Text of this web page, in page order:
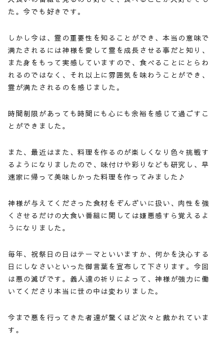
た。今でも好きです。
しかし今は、霊の重要性を知ることができ、本当の意味で
満たされるには神様を愛して霊を成長させる事だと知り、
また身をもって実感していますので、食べることにとらわ
れるのではなく、それ以上に雰囲気を味わうことができ、
霊が満たされるのを感じました。
時間制限があっても時間にも心にも余裕を感じて過ごすこ
とができました。
また、最近はまた、料理を作るのが楽しくなり色々挑戦す
るようになりましたので、味付けや彩りなども研究し、早
速家に帰って美味しかった料理を作ってみました♪
神様が与えてくださった食材をぞんざいに扱い、肉性を強
くさせるだけの大食い番組に関しては嫌悪感すら覚えるよ
うになりました。
毎年、祝祭日の日はテーマといいますか、何かを決心する
日にしなさいといった御言葉を宣布して下さります。今回
は悪の滅びです。義人達の祈りによって、神様が強力に働
いてくださり本当に世の中は変わりました。
今まで悪を行ってきた者達が驚くほど次々と裁かれていま
す。